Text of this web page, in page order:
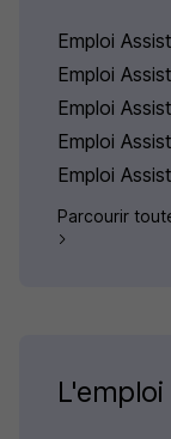
Emploi
Emploi
Emploi
Emploi
Emploi
Parcourir